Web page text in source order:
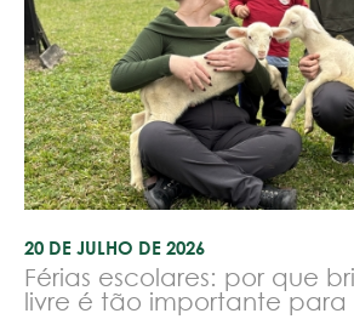
20 DE JULHO DE 2026
Férias escolares: por que
livre é tão importante para